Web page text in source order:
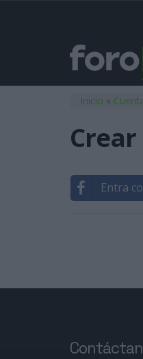
Usted
Inicio »
Entra